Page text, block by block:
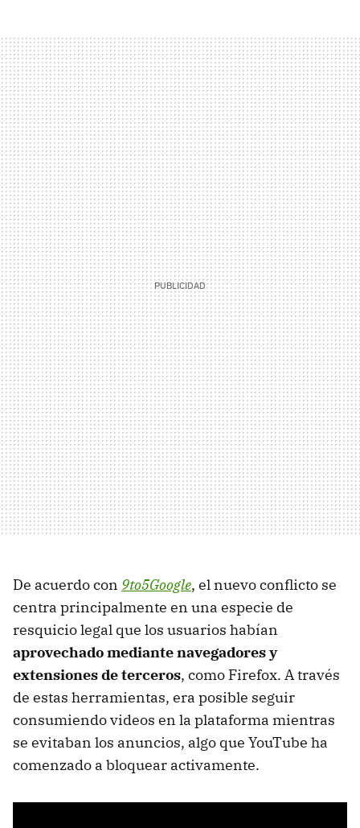
De acuerdo con 9to5Google, el nuevo conflicto se
centra principalmente en una especie de
resquicio legal que los usuarios habían
aprovechado mediante navegadores y
extensiones de terceros, como Firefox. A través
de estas herramientas, era posible seguir
consumiendo videos en la plataforma mientras
se evitaban los anuncios, algo que YouTube ha
comenzado a bloquear activamente.